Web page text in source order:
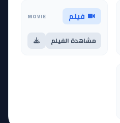
فيلم MOVIE
مشاهدة الفيلم